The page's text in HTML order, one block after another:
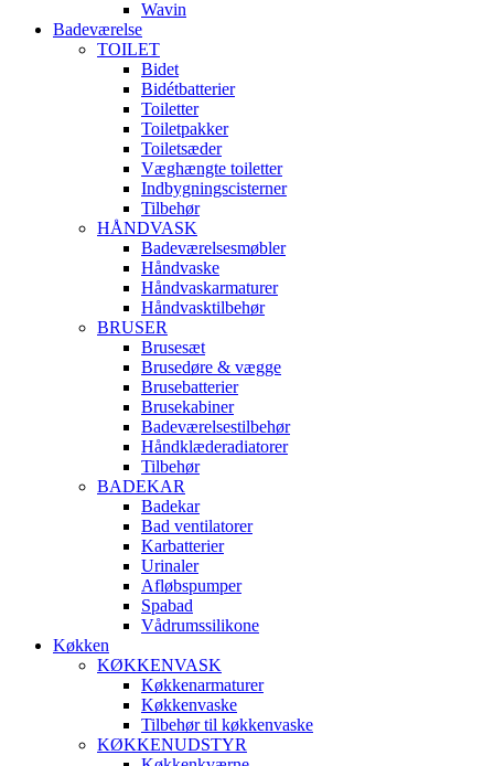
Wavin
Badeværelse
TOILET
Bidet
Bidétbatterier
Toiletter
Toiletpakker
Toiletsæder
Væghængte toiletter
Indbygningscisterner
Tilbehør
HÅNDVASK
Badeværelsesmøbler
Håndvaske
Håndvaskarmaturer
Håndvasktilbehør
BRUSER
Brusesæt
Brusedøre & vægge
Brusebatterier
Brusekabiner
Badeværelsestilbehør
Håndklæderadiatorer
Tilbehør
BADEKAR
Badekar
Bad ventilatorer
Karbatterier
Urinaler
Afløbspumper
Spabad
Vådrumssilikone
Køkken
KØKKENVASK
Køkkenarmaturer
Køkkenvaske
Tilbehør til køkkenvaske
KØKKENUDSTYR